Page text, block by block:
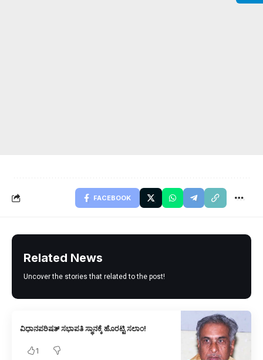
FACEBOOK
Related News
Uncover the stories that related to the post!
ವಿಧಾನಪರಿಷತ್ ಸಭಾಪತಿ ಸ್ಥಾನಕ್ಕೆ ಹೊರಟ್ಟಿ ಸಲಾಂ!
1